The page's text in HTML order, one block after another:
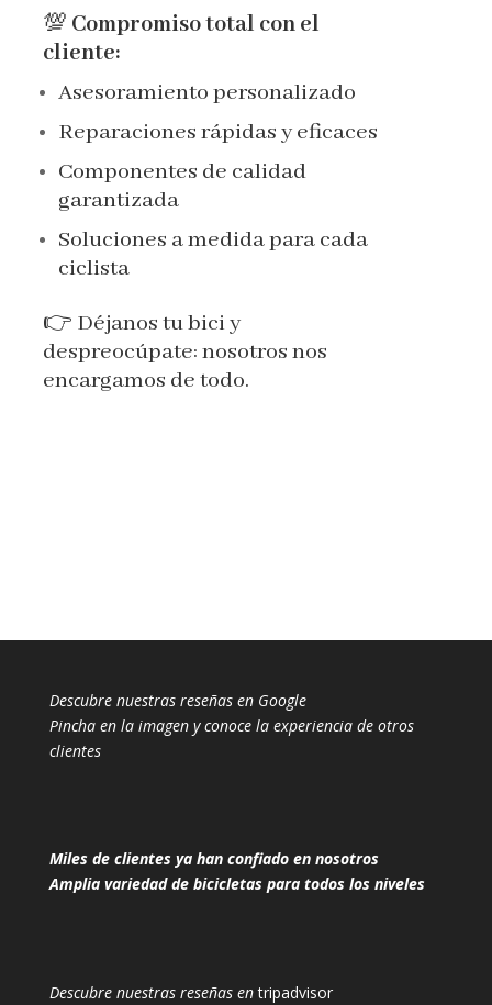
💯 Compromiso total con el
cliente:
Asesoramiento personalizado
Reparaciones rápidas y eficaces
Componentes de calidad
garantizada
Soluciones a medida para cada
ciclista
👉 Déjanos tu bici y
despreocúpate: nosotros nos
encargamos de todo.
Descubre nuestras reseñas en Google
Pincha en la imagen y conoce la experiencia de otros
clientes
Miles de clientes ya han confiado en nosotros
Amplia variedad de bicicletas para todos los niveles
Descubre nuestras reseñas entripadvisor